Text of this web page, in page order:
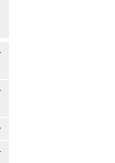
Alternar
Alternar
Alternar
Alternar